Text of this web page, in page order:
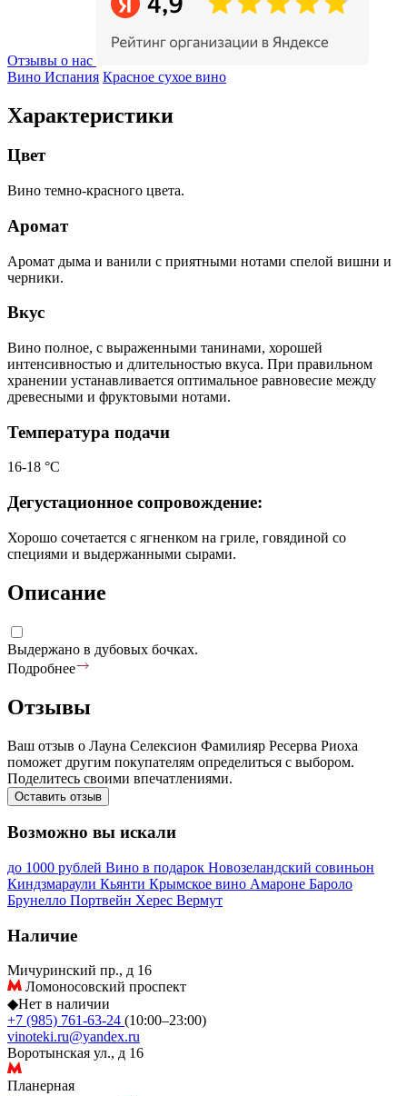
Отзывы о нас
Вино Испания Красное сухое вино
Характеристики
Цвет
Вино темно-красного цвета.
Аромат
Аромат дыма и ванили с приятными нотами спелой вишни и
черники.
Вкус
Вино полное, с выраженными танинами, хорошей
интенсивностью и длительностью вкуса. При правильном
хранении устанавливается оптимальное равновесие между
древесными и фруктовыми нотами.
Температура подачи
16-18 °С
Дегустационное сопровождение:
Хорошо сочетается с ягненком на гриле, говядиной со
специями и выдержанными сырами.
Описание
Выдержано в дубовых бочках.
Подробнее
Отзывы
Ваш отзыв о Лауна Селексион Фамилияр Ресерва Риоха
поможет другим покупателям определиться с выбором.
Поделитесь своими впечатлениями.
Оставить отзыв
Возможно вы искали
до 1000 рублей Вино в подарок Новозеландский совиньон
Киндзмараули Кьянти Крымское вино Амароне Бароло
Брунелло Портвейн Херес Вермут
Наличие
Мичуринский пр., д 16
Ломоносовский проспект
◆Нет в наличии
+7 (985) 761-63-24 (10:00–23:00)
vinoteki.ru@yandex.ru
Воротынская ул., д 16
Планерная